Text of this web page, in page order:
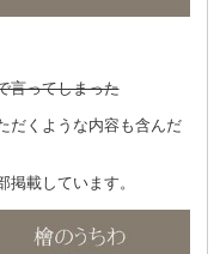
言ってしまった
だくような内容も含んだ
載しています。